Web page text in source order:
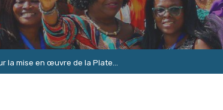
la mise en œuvre de la Plate...